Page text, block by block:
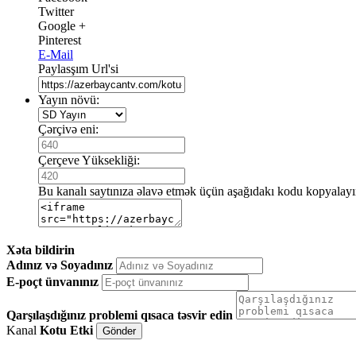
Twitter
Google +
Pinterest
E-Mail
Paylasşım Url'si
Yayın növü:
Çərçivə eni:
Çerçeve Yüksekliği:
Bu kanalı saytınıza əlavə etmək üçün aşağıdakı kodu
Xəta bildirin
Adınız və Soyadınız
E-poçt ünvanınız
Qarşılaşdığınız problemi qısaca təsvir edin
Kanal Kotu Etki